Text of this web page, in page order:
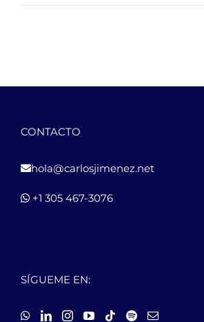
CONTACTO
hola@carlosjimenez.net
+1 305 467-3076
SÍGUEME EN: